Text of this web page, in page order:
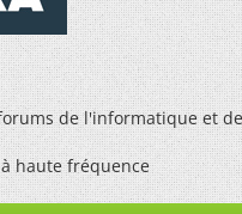
de l'informatique et
à haute fréquence